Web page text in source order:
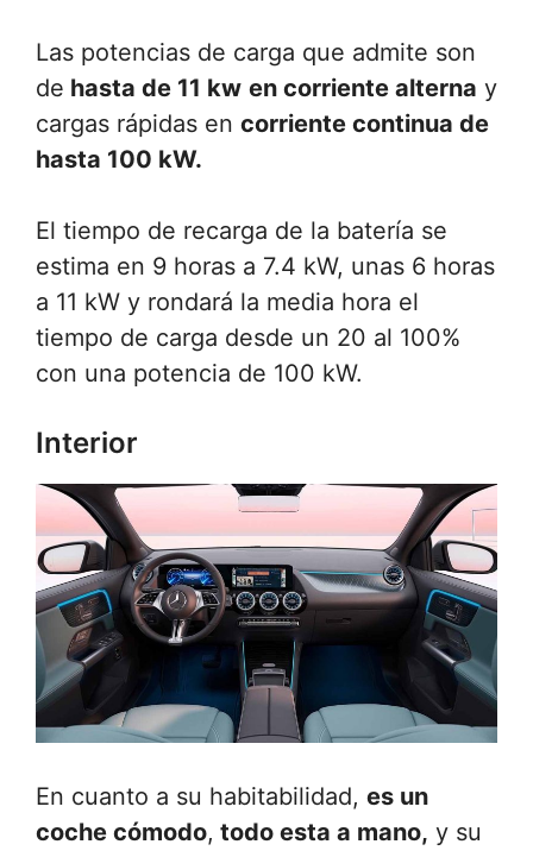
Las potencias de carga que admite son
de hasta de 11 kw en corriente alterna y
cargas rápidas en corriente continua de
hasta 100 kW.
El tiempo de recarga de la batería se
estima en 9 horas a 7.4 kW, unas 6 horas
a 11 kW y rondará la media hora el
tiempo de carga desde un 20 al 100%
con una potencia de 100 kW.
Interior
En cuanto a su habitabilidad, es un
coche cómodo, todo esta a mano, y su